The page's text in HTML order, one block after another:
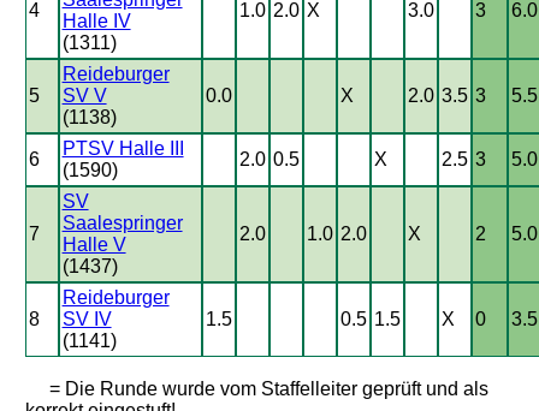
4
Halle IV
(1311)
1.0 2.0 X 3.0 3 6.0
5
Reideburger
SV V
(1138)
0.0 X 2.0 3.5 3 5.5
6
PTSV Halle III
(1590)
2.0 0.5 X 2.5 3 5.0
7
SV
Saalespringer
Halle V
(1437)
2.0 1.0 2.0 X 2 5.0
8
Reideburger
SV IV
(1141)
1.5 0.5 1.5 X 0 3.5
= Die Runde wurde vom Staffelleiter geprüft und als